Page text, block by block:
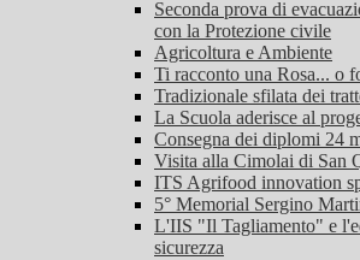
Seconda prova di
con la Protezione civile
Agricoltura e Ambiente
Ti racconto una Rosa... o
Tradizionale sfilata dei
La Scuola aderisce al
Consegna dei diplomi 24
Visita alla Cimolai di San
ITS Agrifood innovation
5° Memorial Sergino
L'IIS "Il Tagliamento" e
sicurezza